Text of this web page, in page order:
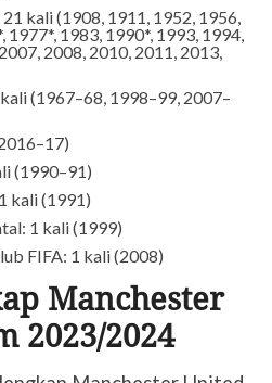
kali (1908, 1911, 1952, 1956,
1977*, 1983, 1990*, 1993, 1994,
2008, 2010, 2011, 2013,
(1967–68, 1998–99, 2007–
(1990–91)
kali (1991)
1 kali (1999)
FIFA: 1 kali (2008)
Manchester
2023/2024